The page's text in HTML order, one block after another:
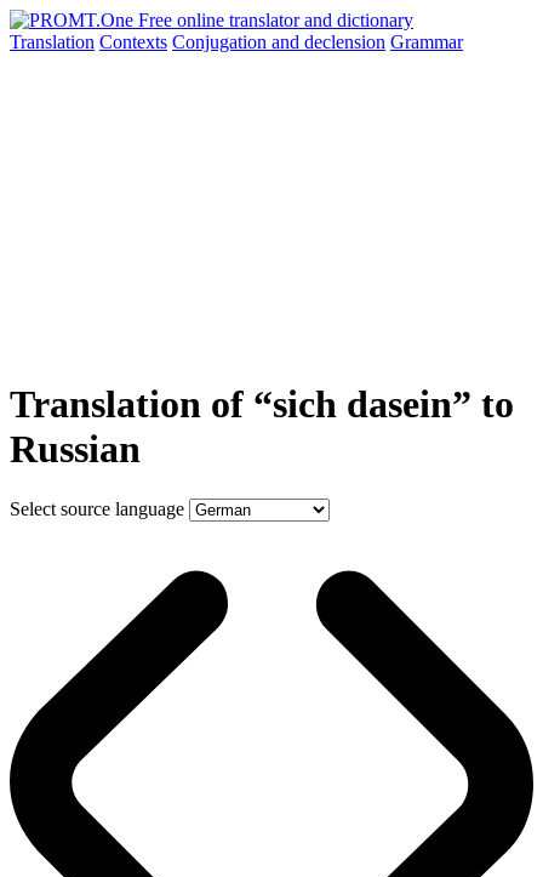
Translation Contexts Conjugation and declension Grammar
Translation of “sich dasein” to
Russian
Select source language